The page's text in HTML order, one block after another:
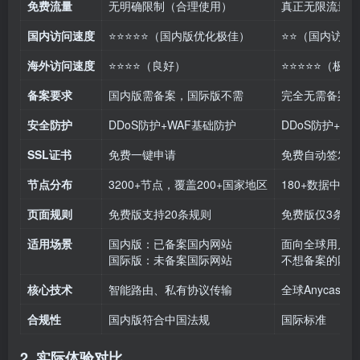
免费流量 无明确限制（合理使用）
真正无限流量
国内访问速度
⭐⭐⭐⭐⭐（国内版优化极佳）
⭐⭐（国内访问
海外访问速度
⭐⭐⭐⭐（良好）
⭐⭐⭐⭐⭐（极快
备案要求
国内版需备案，国际版不需
完全无需备案
安全防护
DDoS防护+WAF基础防护
DDoS防护
SSL证书
免费一键申请
免费自动签发
节点分布
3200+节点，覆盖200+国家地区
180+数据中心
页面规则
免费版支持20条规则
免费版仅3条规
适用场景
国内版：已备案国内网站
国际版：未备案国际网站
面向全球用户
不想备案的网站
核心技术
智能路由、私有协议传输
全球Anycast网
合规性
国内版符合中国法规 国际标准